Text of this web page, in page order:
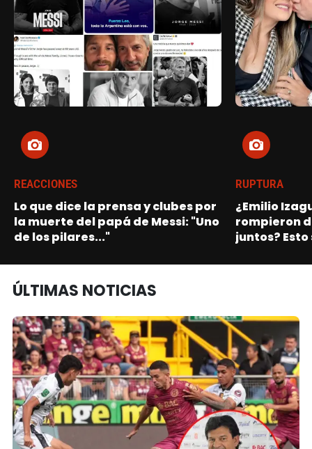
REACCIONES
Lo que dice la prensa y clubes por
la muerte del papá de Messi: "Uno
de los pilares..."
RUPTURA
¿Emilio
rompieron
juntos? Esto
ÚLTIMAS NOTICIAS